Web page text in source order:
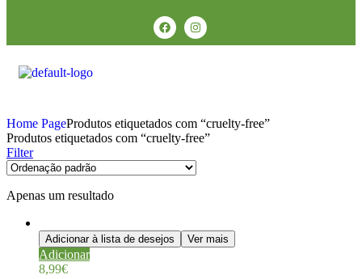
Home PageProdutos etiquetados com “cruelty-free”
Produtos etiquetados com “cruelty-free”
Filter
Apenas um resultado
Adicionar à lista de desejos Ver mais
Adicionar
8,99€